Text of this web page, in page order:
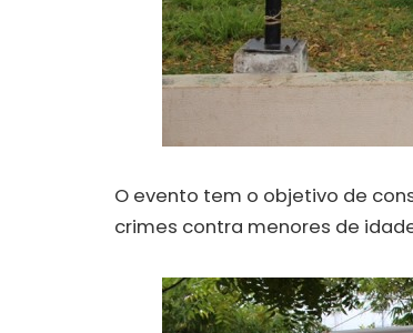
O evento tem o objetivo de
crimes contra menores de